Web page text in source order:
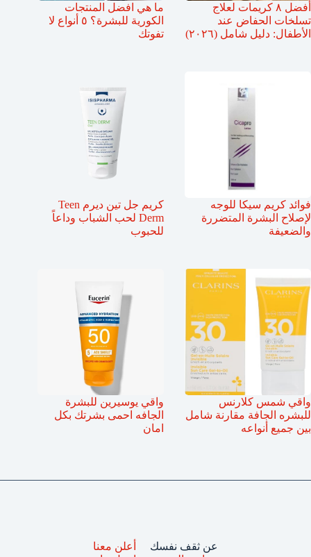
أفضل ٨ كريمات لعلاج
تسلخات الحفاض عند
الأطفال: دليل شامل (٢٠٢٦)
ما هي افضل المنتجات
الكورية للبشرة؟ ٥ أنواع لا
تفوتك
فوائد كريم سيكا للوجه
لإصلاح البشرة المتضررة
والضعيفة
كريم جل تين ديرم Teen
Derm لحب الشباب وداعاً
للحبوب
واقي شمس كلارنس
للبشره الجافة مقارنة شامل
بين جميع أنواعه
واقي يوسيرين للبشرة
الجافه احمى بشرتك بكل
امان
عن ثقف نفسك
أعلن معنا